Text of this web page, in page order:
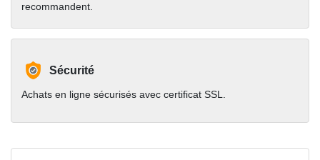
recommandent.
Sécurité
Achats en ligne sécurisés avec certificat SSL.